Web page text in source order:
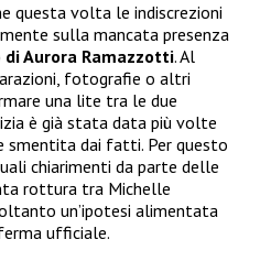
questa volta le indiscrezioni
sulla mancata presenza
Aurora Ramazzotti. Al
fotografie o altri
una lite tra le due
è già stata data più volte
smentita dai fatti. Per questo
chiarimenti da parte delle
rottura tra Michelle
un’ipotesi alimentata
ufficiale.